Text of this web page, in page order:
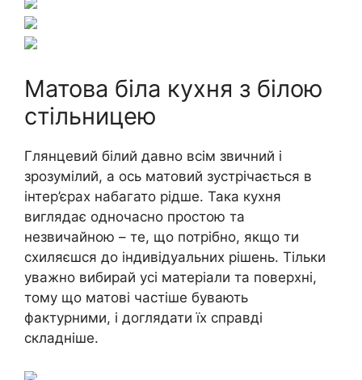
Матова біла кухня з білою
стільницею
Глянцевий білий давно всім звичний і
зрозумілий, а ось матовий зустрічається в
інтер’єрах набагато рідше. Така кухня
виглядає одночасно простою та
незвичайною – те, що потрібно, якщо ти
схиляєшся до індивідуальних рішень. Тільки
уважно вибирай усі матеріали та поверхні,
тому що матові частіше бувають
фактурними, і доглядати їх справді
складніше.